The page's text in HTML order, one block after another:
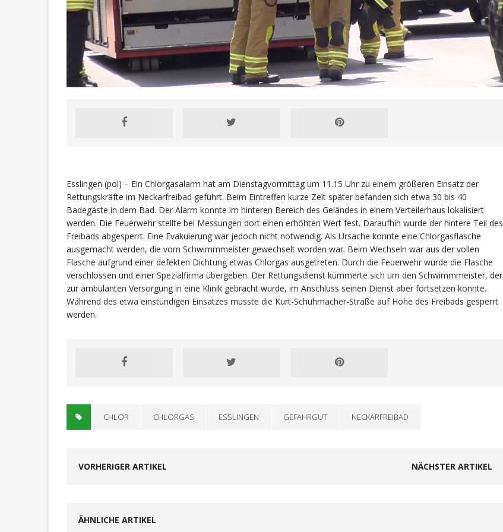
Esslingen (pol) – Ein Chlorgasalarm hat am Dienstagvormittag um 11.15 Uhr zu einem größeren Einsatz der
Rettungskräfte im Neckarfreibad geführt. Beim Eintreffen kurze Zeit später befanden sich etwa 30 bis 40
Badegäste in dem Bad. Der Alarm konnte im hinteren Bereich des Geländes in einem Verteilerhaus lokalisiert
werden. Die Feuerwehr stellte bei Messungen dort einen erhöhten Wert fest. Daraufhin wurde der hintere Teil des
Freibads abgesperrt. Eine Evakuierung war jedoch nicht notwendig. Als Ursache konnte eine Chlorgasflasche
ausgemacht werden, die vom Schwimmmeister gewechselt worden war. Beim Wechseln war aus der vollen
Flasche aufgrund einer defekten Dichtung etwas Chlorgas ausgetreten. Durch die Feuerwehr wurde die Flasche
verschlossen und einer Spezialfirma übergeben. Der Rettungsdienst kümmerte sich um den Schwimmmeister, der
zur ambulanten Versorgung in eine Klinik gebracht wurde, im Anschluss seinen Dienst aber fortsetzen konnte.
Während des etwa einstündigen Einsatzes musste die Kurt-Schuhmacher-Straße auf Höhe des Freibads gesperrt
werden.
CHLOR CHLORGAS ESSLINGEN GEFAHRGUT NECKARFREIBAD
VORHERIGER ARTIKEL NÄCHSTER ARTIKEL
ÄHNLICHE ARTIKEL